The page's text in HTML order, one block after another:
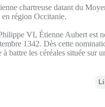
chartreuse datant du
région Occitanie.
VI, Étienne Aubert est
1342. Dès cette
battre les céréales située sur